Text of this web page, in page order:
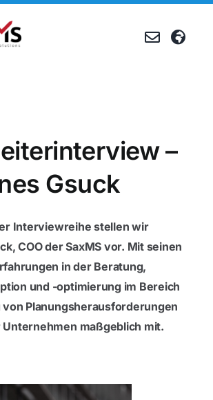
–
Gsuck
Interviewreihe stellen wir
COO der SaxMS vor. Mit seinen
in der Beratung,
und -optimierung im Bereich
Planungsherausforderungen
maßgeblich mit.